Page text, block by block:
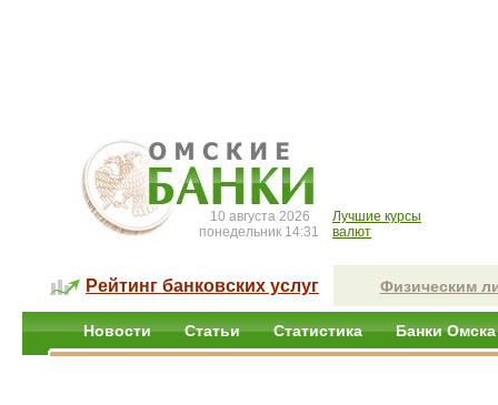
10 августа 2026
понедельник 14:31
Лучшие курсы
валют
Рейтинг банковских услуг Физическим
Новости Статьи Статистика Банки Омска